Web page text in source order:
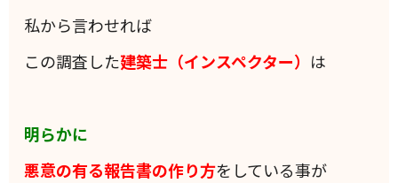
私から言わせれば
この調査した建築士（インスペクター） は
明らかに
悪意の有る報告書の作り方をしている事が